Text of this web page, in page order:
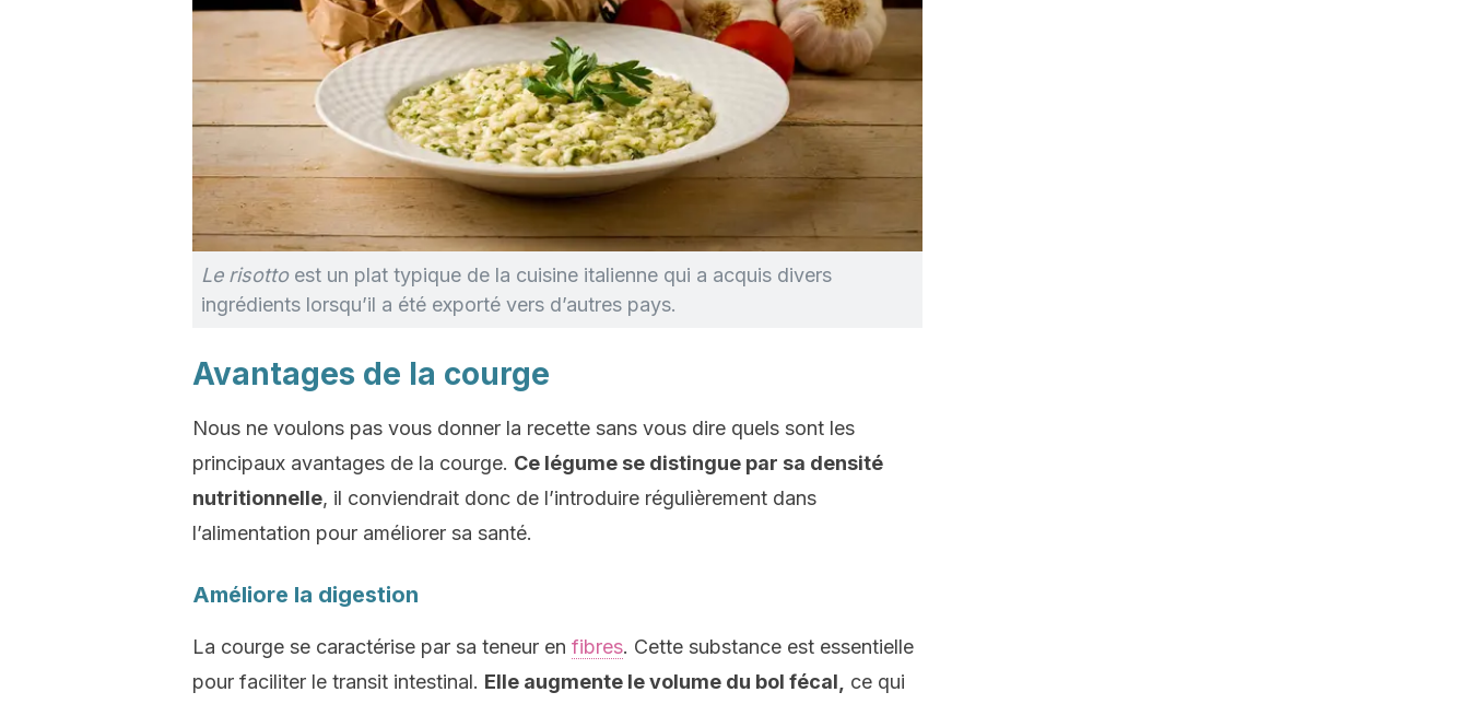
Le risottoest un plat typique de la cuisine italienne qui a acquis divers
ingrédients lorsqu’il a été exporté vers d’autres pays.
Avantages de la courge
Nous ne voulons pas vous donner la recette sans vous dire quels sont les
principaux avantages de la courge. Ce légume se distingue par sa densité
nutritionnelle, il conviendrait donc de l’introduire régulièrement dans
l’alimentation pour améliorer sa santé.
Améliore la digestion
La courge se caractérise par sa teneur en fibres. Cette substance est essentielle
pour faciliter le transit intestinal. Elle augmente le volume du bol fécal,
ce qui